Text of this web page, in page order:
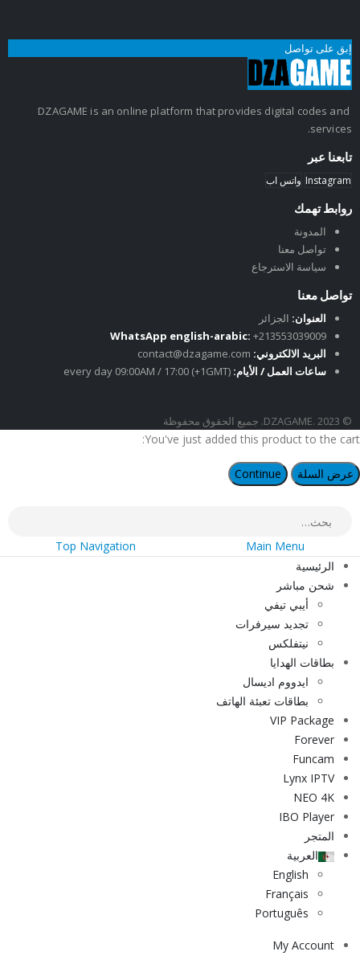
إبق على تواصل
DZAGAME is an online platform that provides digital codes and
services.
تابعنا عبر
Instagram واتس اب
روابط تهمك
المدونة
تواصل معنا
سياسة الاسترجاع
تواصل معنا
العنوان: الجزائر
WhatsApp english-arabic: +213553039009
البريد الالكتروني: contact@dzagame.com
ساعات العمل / الأيام: every day 09:00AM / 17:00 (+1GMT)
© DZAGAME. 2023. جميع الحقوق محفوظة
You've just added this product to the cart:
عرض السلة Continue
Main Menu
Top Navigation
الرئيسية
شحن مباشر
أيبي تيفي
تجديد سيرفرات
نيتفلكس
بطاقات الهدايا
ايدووم اديسال
بطاقات تعبئة الهاتف
VIP Package
Forever
Funcam
Lynx IPTV
NEO 4K
IBO Player
المتجر
العربية
English
Français
Português
My Account